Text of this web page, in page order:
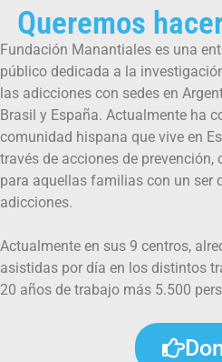
Queremos
Fundación Manantiales es una
público dedicada a la
las adicciones con sedes en
Brasil y España. Actualmente ha
comunidad hispana que vive en
través de acciones de
para aquellas familias con un ser
adicciones.
Actualmente en sus 9 centros,
asistidas por día en los distintos
20 años de trabajo más 5.500